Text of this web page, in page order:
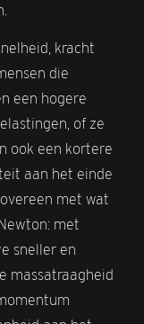
kracht
die
een hogere
of ze
ook een kortere
aan het einde
met wat
met
sneller en
massatraagheid